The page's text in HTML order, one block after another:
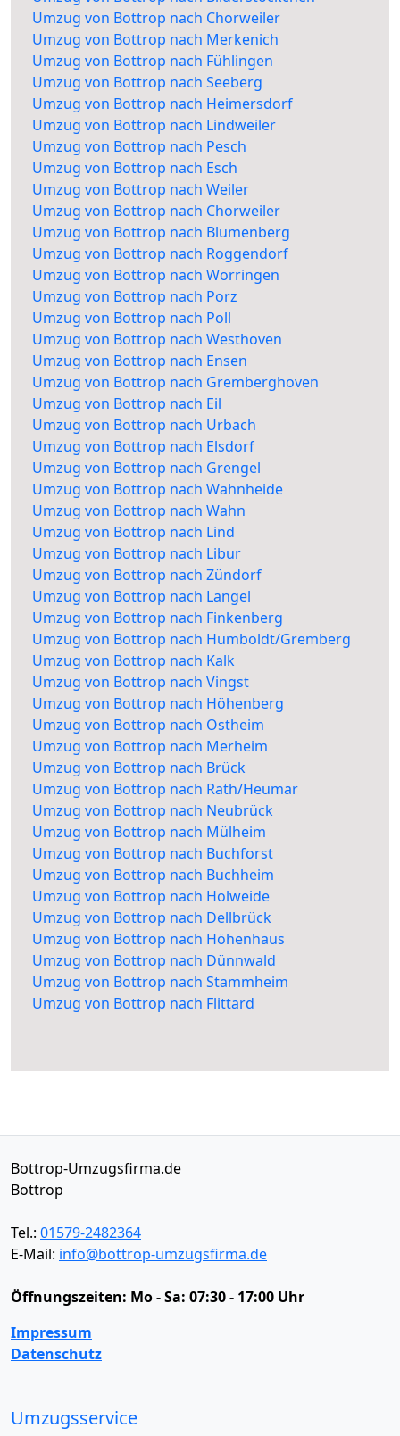
Umzug von Bottrop nach Chorweiler
Umzug von Bottrop nach Merkenich
Umzug von Bottrop nach Fühlingen
Umzug von Bottrop nach Seeberg
Umzug von Bottrop nach Heimersdorf
Umzug von Bottrop nach Lindweiler
Umzug von Bottrop nach Pesch
Umzug von Bottrop nach Esch
Umzug von Bottrop nach Weiler
Umzug von Bottrop nach Chorweiler
Umzug von Bottrop nach Blumenberg
Umzug von Bottrop nach Roggendorf
Umzug von Bottrop nach Worringen
Umzug von Bottrop nach Porz
Umzug von Bottrop nach Poll
Umzug von Bottrop nach Westhoven
Umzug von Bottrop nach Ensen
Umzug von Bottrop nach Gremberghoven
Umzug von Bottrop nach Eil
Umzug von Bottrop nach Urbach
Umzug von Bottrop nach Elsdorf
Umzug von Bottrop nach Grengel
Umzug von Bottrop nach Wahnheide
Umzug von Bottrop nach Wahn
Umzug von Bottrop nach Lind
Umzug von Bottrop nach Libur
Umzug von Bottrop nach Zündorf
Umzug von Bottrop nach Langel
Umzug von Bottrop nach Finkenberg
Umzug von Bottrop nach Humboldt/Gremberg
Umzug von Bottrop nach Kalk
Umzug von Bottrop nach Vingst
Umzug von Bottrop nach Höhenberg
Umzug von Bottrop nach Ostheim
Umzug von Bottrop nach Merheim
Umzug von Bottrop nach Brück
Umzug von Bottrop nach Rath/Heumar
Umzug von Bottrop nach Neubrück
Umzug von Bottrop nach Mülheim
Umzug von Bottrop nach Buchforst
Umzug von Bottrop nach Buchheim
Umzug von Bottrop nach Holweide
Umzug von Bottrop nach Dellbrück
Umzug von Bottrop nach Höhenhaus
Umzug von Bottrop nach Dünnwald
Umzug von Bottrop nach Stammheim
Umzug von Bottrop nach Flittard
Bottrop-Umzugsfirma.de
Bottrop
Tel.: 01579-2482364
E-Mail: info@bottrop-umzugsfirma.de
Öffnungszeiten: Mo - Sa: 07:30 - 17:00 Uhr
Impressum
Datenschutz
Umzugsservice